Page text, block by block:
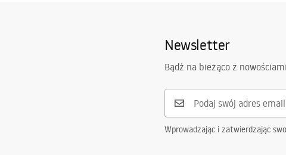
Newsletter
Bądź na bieżąco z
Wprowadzając i zatwierdzając